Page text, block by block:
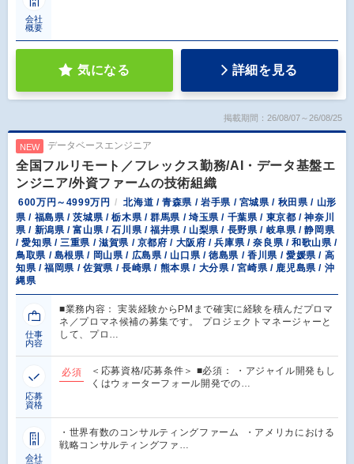
会社
概要
気になる 詳細を見る
掲載期間：26/08/07～26/08/25
NEW データベースエンジニア
全国フルリモート／フレックス勤務/AI・データ基盤エ
ンジニア/外資ファームの技術組織
600万円～4999万円
北海道 / 青森県 / 岩手県 / 宮城県 / 秋田県 / 山形
県 / 福島県 / 茨城県 / 栃木県 / 群馬県 / 埼玉県 / 千葉県 / 東京都 / 神奈川
県 / 新潟県 / 富山県 / 石川県 / 福井県 / 山梨県 / 長野県 / 岐阜県 / 静岡県
/ 愛知県 / 三重県 / 滋賀県 / 京都府 / 大阪府 / 兵庫県 / 奈良県 / 和歌山県 /
鳥取県 / 島根県 / 岡山県 / 広島県 / 山口県 / 徳島県 / 香川県 / 愛媛県 / 高
知県 / 福岡県 / 佐賀県 / 長崎県 / 熊本県 / 大分県 / 宮崎県 / 鹿児島県 / 沖
縄県
仕事
内容
■業務内容： 実装経験からPMまで確実に経験を積んだプロマ
ネ／プロマネ候補の募集です。 プロジェクトマネージャーと
して、プロ…
応募
資格
必須
＜応募資格/応募条件＞ ■必須： ・アジャイル開発もし
くはウォーターフォール開発での…
会社
・世界有数のコンサルティングファーム ・アメリカにおける
戦略コンサルティングファ…